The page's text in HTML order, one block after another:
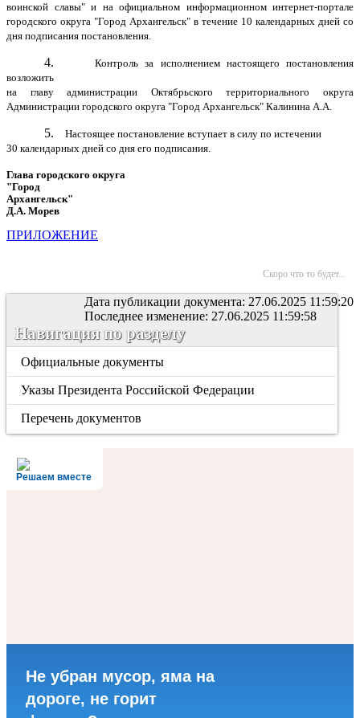
воинской славы" и на официальном информационном интернет-портале
городского округа "Город Архангельск" в течение 10 календарных дней со
дня подписания постановления.
4.
Контроль за исполнением настоящего постановления
возложить
на главу администрации Октябрьского территориального округа
Администрации городского округа "Город Архангельск" Калинина А.А.
5.
Настоящее постановление вступает в силу по истечении
30 календарных дней со дня его подписания.
Глава городского округа
"Город
Архангельск"
Д.А. Морев
ПРИЛОЖЕНИЕ
Скоро что то будет...
Дата публикации документа: 27.06.2025 11:59:20
Последнее изменение: 27.06.2025 11:59:58
Навигация по разделу
Официальные документы
Указы Президента Российской Федерации
Перечень документов
Решаем вместе
Не убран мусор, яма на
дороге, не горит